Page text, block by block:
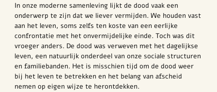
In onze moderne samenleving lijkt de dood vaak een
onderwerp te zijn dat we liever vermijden. We houden vast
aan het leven, soms zelfs ten koste van een eerlijke
confrontatie met het onvermijdelijke einde. Toch was dit
vroeger anders. De dood was verweven met het dagelijkse
leven, een natuurlijk onderdeel van onze sociale structuren
en familiebanden. Het is misschien tijd om de dood weer
bij het leven te betrekken en het belang van afscheid
nemen op eigen wijze te herontdekken.